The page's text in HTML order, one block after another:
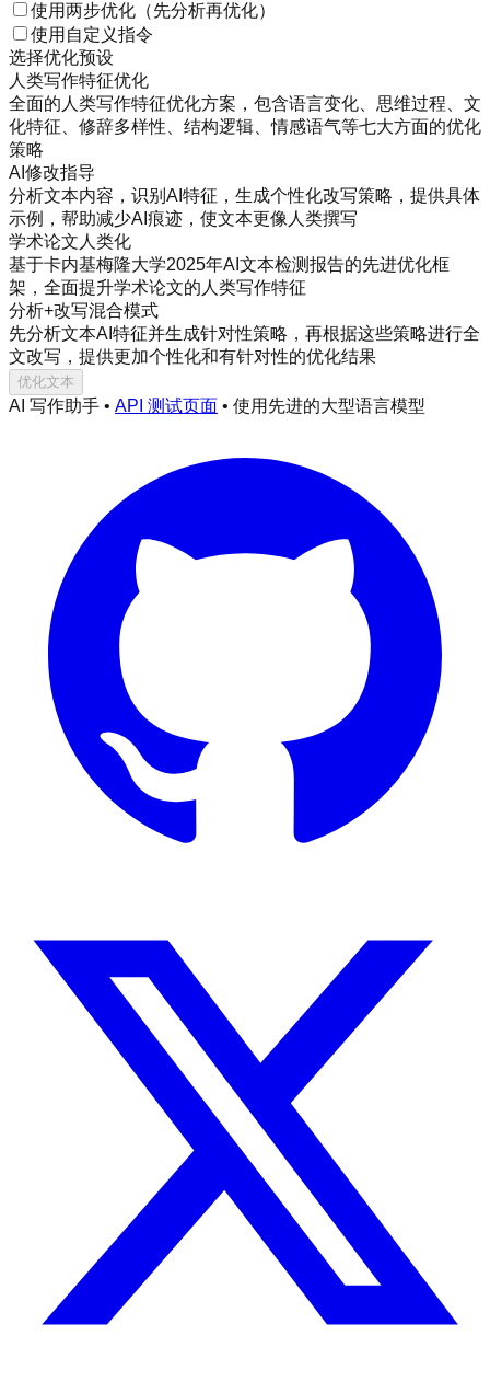
使用两步优化（先分析再优化）
使用自定义指令
选择优化预设
人类写作特征优化
全面的人类写作特征优化方案，包含语言变化、思维过程、文
化特征、修辞多样性、结构逻辑、情感语气等七大方面的优化
策略
AI修改指导
分析文本内容，识别AI特征，生成个性化改写策略，提供具体
示例，帮助减少AI痕迹，使文本更像人类撰写
学术论文人类化
基于卡内基梅隆大学2025年AI文本检测报告的先进优化框
架，全面提升学术论文的人类写作特征
分析+改写混合模式
先分析文本AI特征并生成针对性策略，再根据这些策略进行全
文改写，提供更加个性化和有针对性的优化结果
优化文本
AI 写作助手 • API 测试页面 • 使用先进的大型语言模型